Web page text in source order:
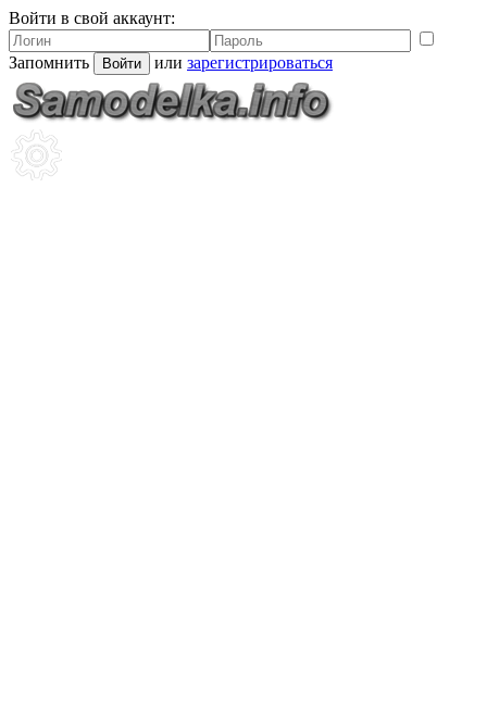
Войти в свой аккаунт:
Запомнить Войти или зарегистрироваться